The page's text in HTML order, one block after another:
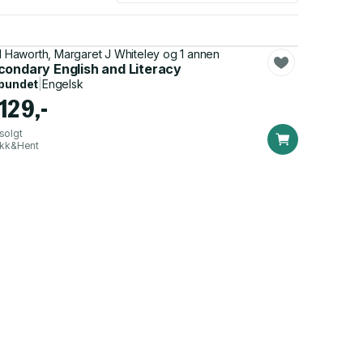
Haworth, Margaret J Whiteley og 1 annen
English and Literacy
|Engelsk